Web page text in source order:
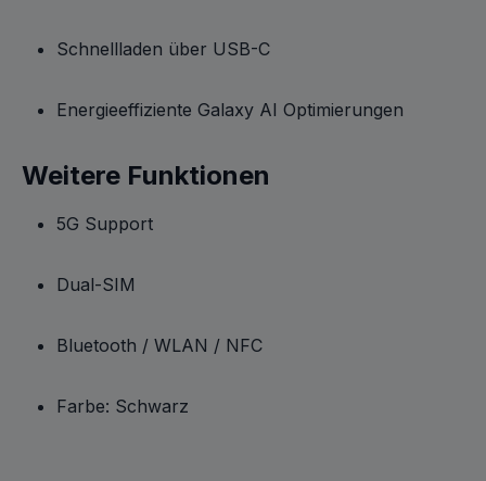
Schnellladen über USB-C
Energieeffiziente Galaxy AI Optimierungen
Weitere Funktionen
5G Support
Dual-SIM
Bluetooth / WLAN / NFC
Farbe: Schwarz